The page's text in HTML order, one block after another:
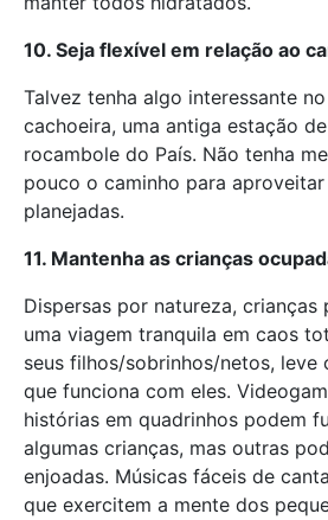
10. Seja flexível em relação ao
Talvez tenha algo interessante
cachoeira, uma antiga estação
rocambole do País. Não tenha
pouco o caminho para aproveitar
planejadas.
11. Mantenha as crianças
Dispersas por natureza,
uma viagem tranquila em caos
seus filhos/sobrinhos/netos, leve
que funciona com eles.
histórias em quadrinhos podem
algumas crianças, mas outras
enjoadas. Músicas fáceis de
que exercitem a mente dos